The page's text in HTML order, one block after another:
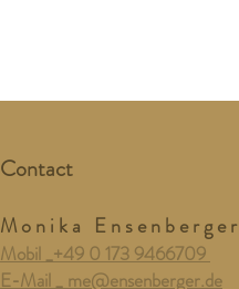
Contact
M o n i k a E n s e n b e r g e r
Mobil _+49 0 173 9466709
E-Mail _ me@ensenberger.de